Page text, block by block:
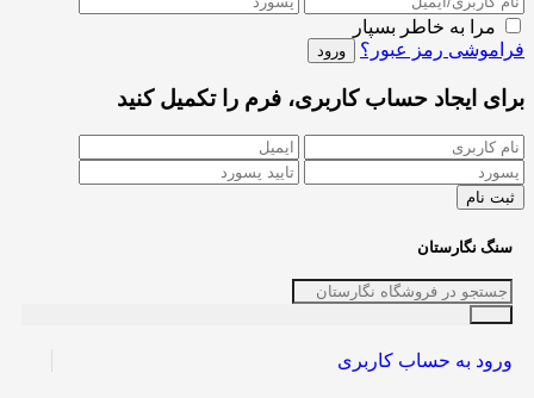
مرا به خاطر بسپار
فراموشی رمز عبور؟
برای ایجاد حساب کاربری، فرم را تکمیل کنید
سنگ نگارستان
ورود به حساب کاربری